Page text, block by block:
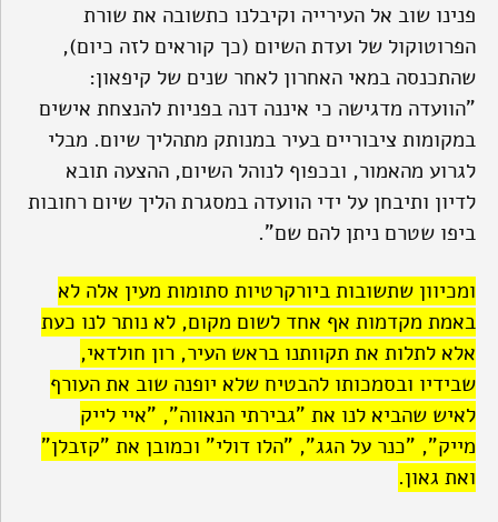
פנינו שוב אל העירייה וקיבלנו כתשובה את שורת
הפרוטוקול של ועדת השיום (כך קוראים לזה כיום),
שהתכנסה במאי האחרון לאחר שנים של קיפאון:
"הוועדה מדגישה כי איננה דנה בפניות להנצחת אישים
במקומות ציבוריים בעיר במנותק מתהליך שיום. מבלי
לגרוע מהאמור, ובכפוף לנוהל השיום, ההצעה תובא
לדיון ותיבחן על ידי הוועדה במסגרת הליך שיום רחובות
ביפו שטרם ניתן להם שם".
ומכיוון שתשובות ביורקרטיות סתומות מעין אלה לא
באמת מקדמות אף אחד לשום מקום, לא נותר לנו כעת
אלא לתלות את תקוותנו בראש העיר, רון חולדאי,
שבידיו ובסמכותו להבטיח שלא יופנה שוב את העורף
לאיש שהביא לנו את "גבירתי הנאווה", "איי לייק
מייק", "כנר על הגג", "הלו דולי" וכמובן את "קזבלן"
ואת גאון.